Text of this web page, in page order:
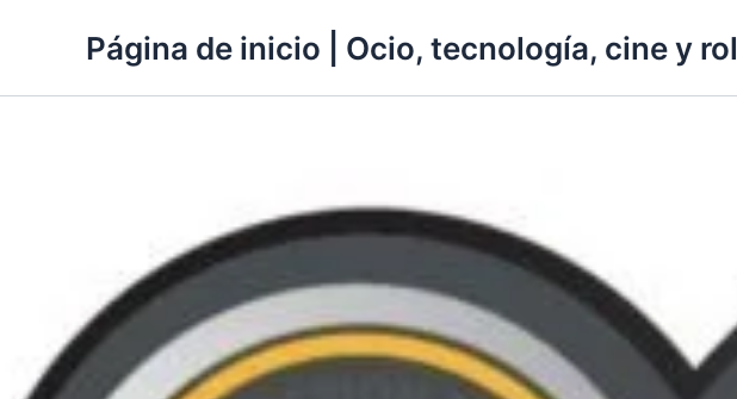
Página de inicio | Ocio, tecnología, cine y rol